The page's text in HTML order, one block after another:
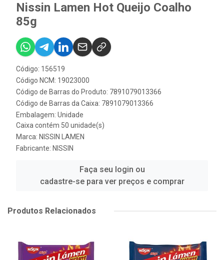
Nissin Lamen Hot Queijo Coalho
85g
Código: 156519
Código NCM: 19023000
Código de Barras do Produto: 7891079013366
Código de Barras da Caixa: 7891079013366
Embalagem: Unidade
Caixa contém 50 unidade(s)
Marca: NISSIN LAMEN
Fabricante: NISSIN
Faça seu login ou
cadastre-se para ver preços e comprar
Produtos Relacionados